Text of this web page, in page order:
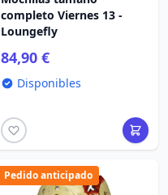
completo Viernes 13 -
Loungefly
84,90 €
Disponibles
Pedido anticipado